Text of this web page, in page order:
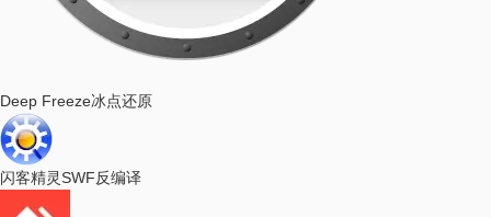
Deep Freeze冰点还原
闪客精灵SWF反编译